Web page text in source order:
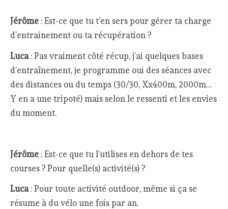
Jérôme : Est-ce que tu t’en sers pour gérer ta charge
d’entrainement ou ta récupération ?
Luca : Pas vraiment côté récup, j’ai quelques bases
d’entraînement, je programme oui des séances avec
des distances ou du temps (30/30, Xx400m, 2000m…
Y en a une tripoté) mais selon le ressenti et les envies
du moment.
Jérôme : Est-ce que tu l’utilises en dehors de tes
courses ? Pour quelle(s) activité(s) ?
Luca : Pour toute activité outdoor, même si ça se
résume à du vélo une fois par an.